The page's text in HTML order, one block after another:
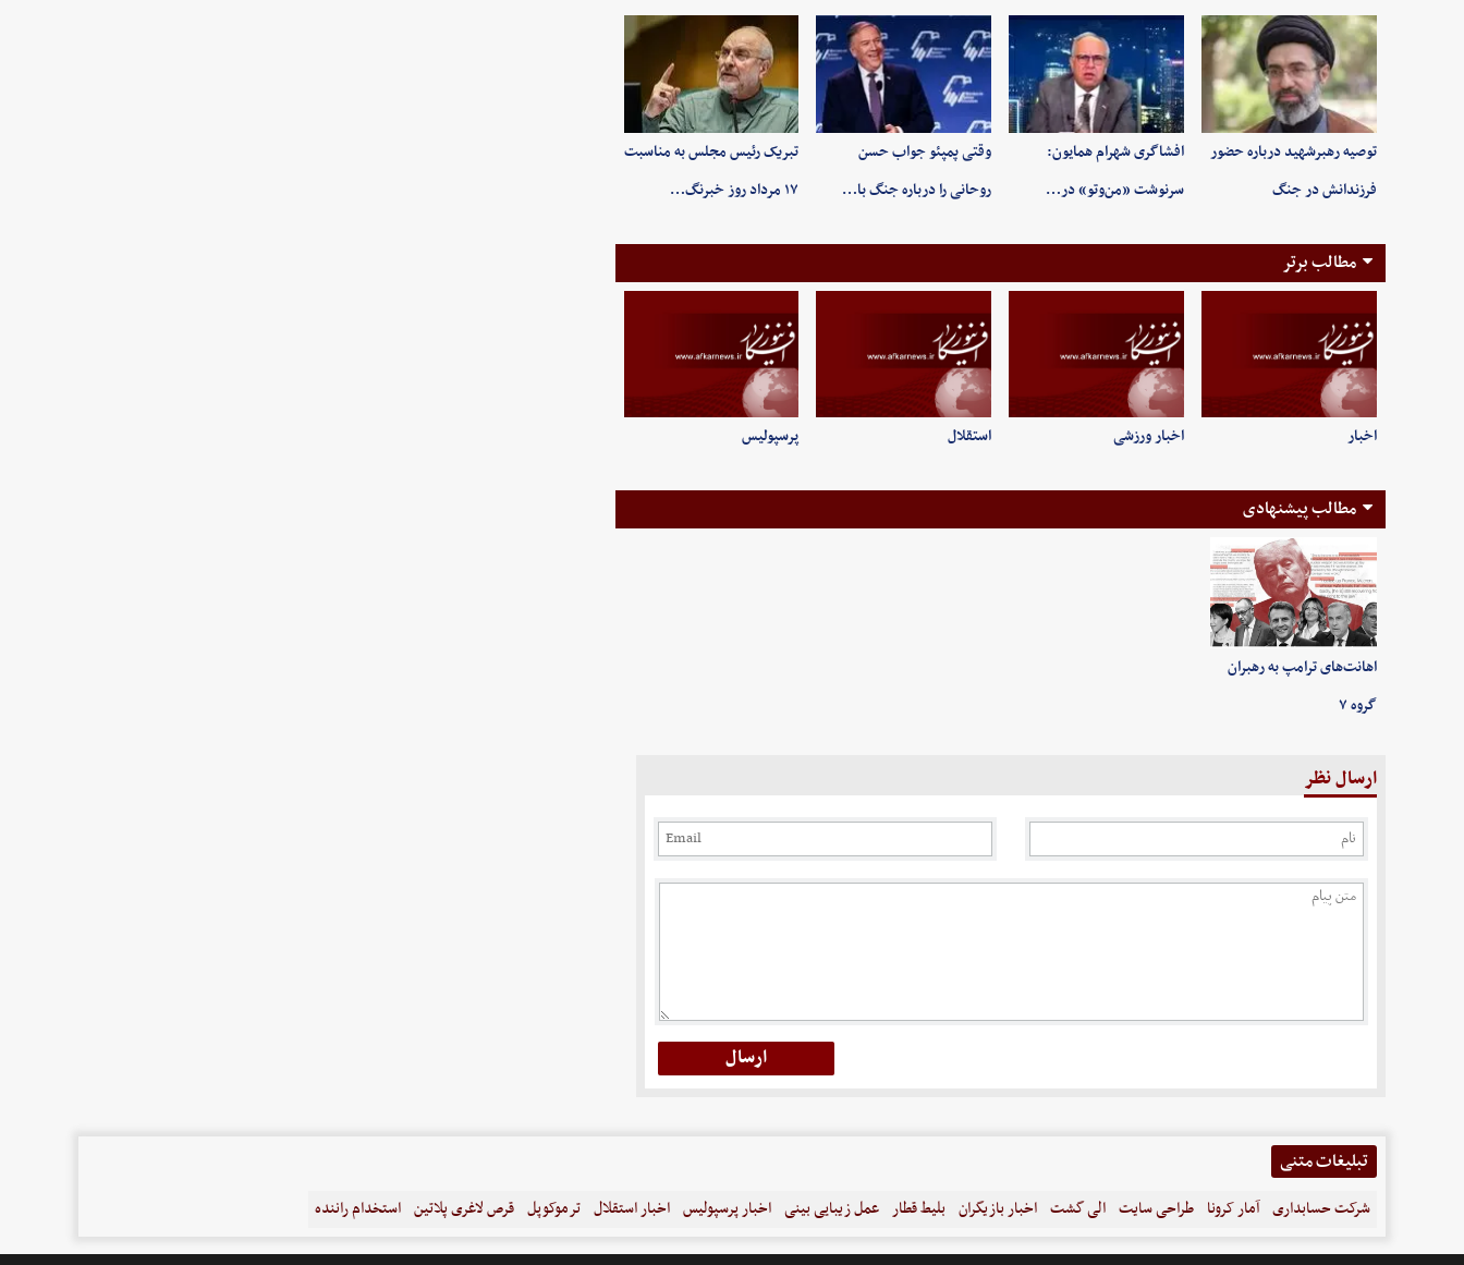
توصیه رهبرشهید درباره حضور
فرزندانش در جنگ
افشاگری شهرام همایون:
سرنوشت «من‌وتو» در…
وقتی پمپئو جواب حسن
روحانی را درباره جنگ با…
تبریک رئیس مجلس به مناسبت
۱۷ مرداد روز خبرنگ…
مطالب برتر
اخبار اخبار ورزشی استقلال پرسپولیس
مطالب پیشنهادی
اهانت‌های ترامپ به رهبران
گروه ۷
ارسال نظر
تبلیغات متنی
شرکت حسابداری آمار کرونا طراحی سایت الی گشت اخبار بازیگران بلیط قطار عمل زیبایی بینی اخبار پرسپولیس اخبار استقلال ترموکوپل قرص لاغری پلاتین استخدام راننده